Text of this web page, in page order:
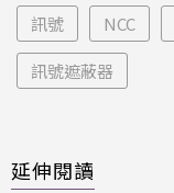
訊號 NCC
訊號遮蔽器
延伸閱讀